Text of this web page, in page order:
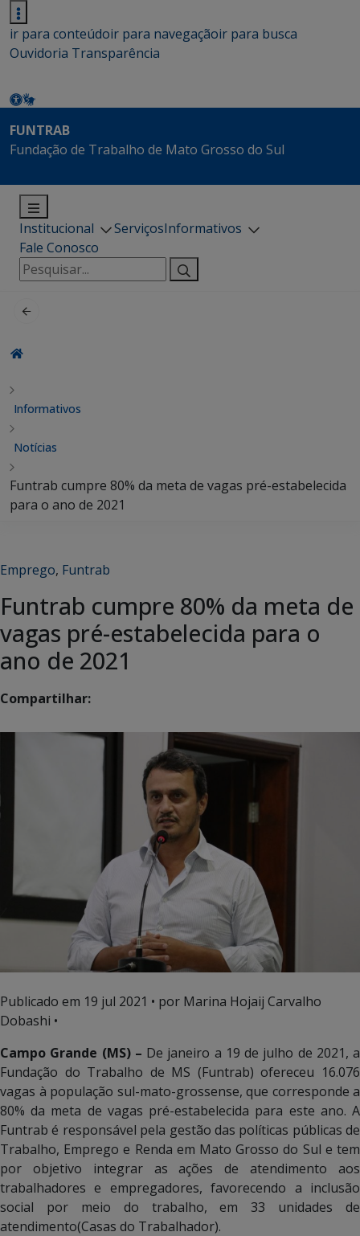
ir para conteúdoir para navegaçãoir para busca
Ouvidoria Transparência
FUNTRAB
Fundação de Trabalho de Mato Grosso do Sul
Institucional ServiçosInformativos
Fale Conosco
Pesquisar
por:
Informativos
Notícias
Funtrab cumpre 80% da meta de vagas pré-estabelecida
para o ano de 2021
Emprego, Funtrab
Funtrab cumpre 80% da meta de
vagas pré-estabelecida para o
ano de 2021
Compartilhar:
Publicado em 19 jul 2021 • por Marina Hojaij Carvalho
Dobashi •
Campo Grande (MS) – De janeiro a 19 de julho de 2021, a
Fundação do Trabalho de MS (Funtrab) ofereceu 16.076
vagas à população sul-mato-grossense, que corresponde a
80% da meta de vagas pré-estabelecida para este ano. A
Funtrab é responsável pela gestão das políticas públicas de
Trabalho, Emprego e Renda em Mato Grosso do Sul e tem
por objetivo integrar as ações de atendimento aos
trabalhadores e empregadores, favorecendo a inclusão
social por meio do trabalho, em 33 unidades de
atendimento(Casas do Trabalhador).